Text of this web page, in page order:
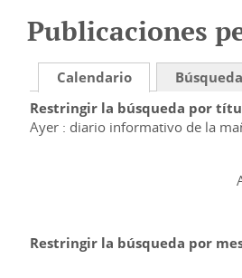
Publicaciones
Calendario Búsqueda
Restringir la búsqueda por
Ayer : diario informativo de la
Restringir la búsqueda por